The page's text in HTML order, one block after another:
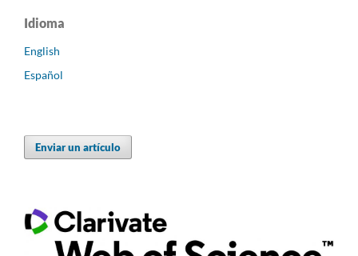
Idioma
English
Español
Enviar un artículo